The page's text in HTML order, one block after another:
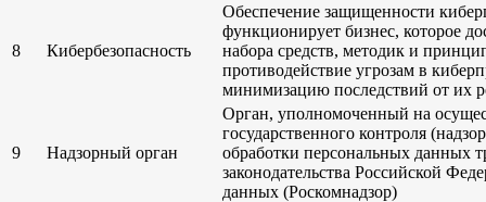
8 Кибербезопасность
Обеспечение защищенности
функционирует бизнес, которое
набора средств, методик и
противодействие угрозам в
минимизацию последствий от их
9 Надзорный орган
Орган, уполномоченный на
государственного контроля
обработки персональных данных
законодательства Российской
данных (Роскомнадзор)